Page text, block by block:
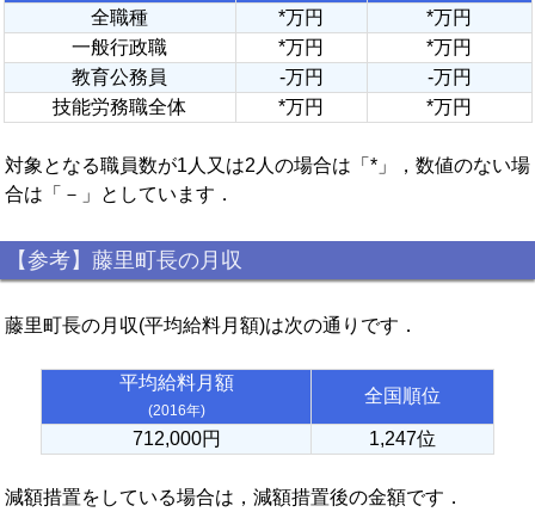
全職種
*万円
*万円
一般行政職
*万円
*万円
教育公務員
-万円
-万円
技能労務職全体
*万円 *万円
対象となる職員数が1人又は2人の場合は「*」，数値のない場
合は「－」としています．
【参考】藤里町長の月収
藤里町長の月収(平均給料月額)は次の通りです．
平均給料月額
(2016年)
全国順位
712,000円 1,247位
減額措置をしている場合は，減額措置後の金額です．